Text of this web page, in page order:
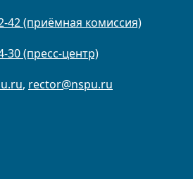
42 (приёмная комиссия)
30 (пресс-центр)
, rector@nspu.ru